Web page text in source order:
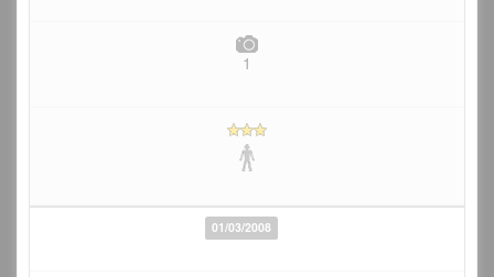
1
01/03/2008